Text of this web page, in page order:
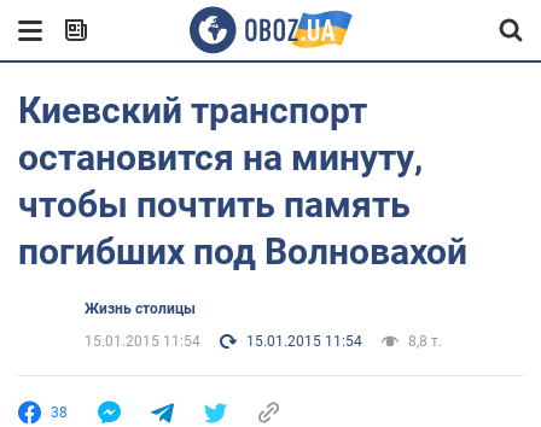
Киевский транспорт
остановится на минуту,
чтобы почтить память
погибших под Волновахой
Жизнь столицы
15.01.2015 11:54
15.01.2015 11:54 8,8 т.
38